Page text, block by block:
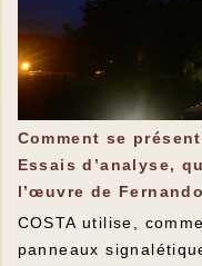
Comment se
Essais d’analyse,
l’œuvre de
COSTA utilise,
panneaux